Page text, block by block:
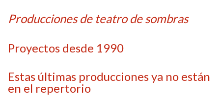
Producciones de teatro de sombras
Proyectos desde 1990
Estas últimas producciones ya no están
en el repertorio